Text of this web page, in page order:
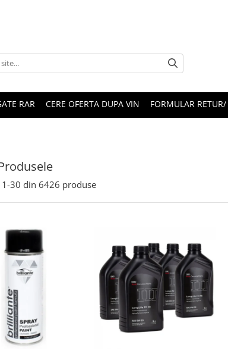
RAR CERE OFERTA DUPA VIN FORMULAR
1-30 din 6426 produse